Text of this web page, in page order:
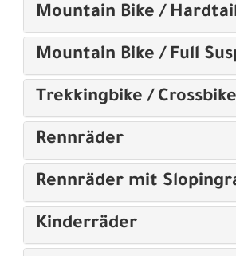
Mountain Bike /
Mountain Bike / Full
Trekkingbike / Crossbike
Rennräder
Rennräder mit
Kinderräder